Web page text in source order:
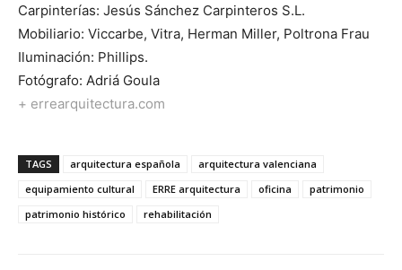
Carpinterías: Jesús Sánchez Carpinteros S.L.
Mobiliario: Viccarbe, Vitra, Herman Miller, Poltrona Frau
Iluminación: Phillips.
Fotógrafo: Adriá Goula
+ errearquitectura.com
TAGS arquitectura española
arquitectura valenciana
equipamiento cultural
ERRE arquitectura oficina
patrimonio
patrimonio histórico
rehabilitación